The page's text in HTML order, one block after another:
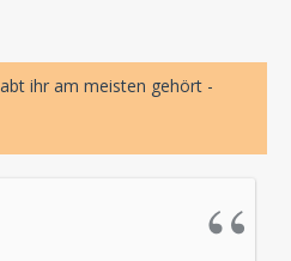
ihr am meisten gehört -